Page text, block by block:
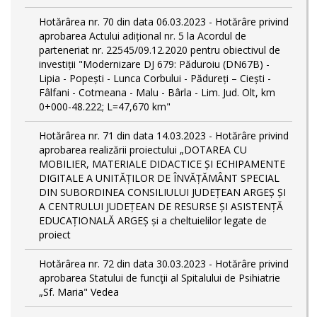
Hotărârea nr. 70 din data 06.03.2023 - Hotărâre privind
aprobarea Actului adițional nr. 5 la Acordul de
parteneriat nr. 22545/09.12.2020 pentru obiectivul de
investiții "Modernizare DJ 679: Păduroiu (DN67B) -
Lipia - Popești - Lunca Corbului - Pădureți – Ciești -
Fâlfani - Cotmeana - Malu - Bârla - Lim. Jud. Olt, km
0+000-48.222; L=47,670 km"
Hotărârea nr. 71 din data 14.03.2023 - Hotărâre privind
aprobarea realizării proiectului „DOTAREA CU
MOBILIER, MATERIALE DIDACTICE ȘI ECHIPAMENTE
DIGITALE A UNITĂȚILOR DE ÎNVĂȚĂMÂNT SPECIAL
DIN SUBORDINEA CONSILIULUI JUDEȚEAN ARGEȘ ȘI
A CENTRULUI JUDEȚEAN DE RESURSE ȘI ASISTENȚĂ
EDUCAȚIONALĂ ARGEȘ și a cheltuielilor legate de
proiect
Hotărârea nr. 72 din data 30.03.2023 - Hotărâre privind
aprobarea Statului de funcţii al Spitalului de Psihiatrie
„Sf. Maria" Vedea